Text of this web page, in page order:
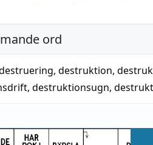
ord
, destruktion,
, destruktionsugn,